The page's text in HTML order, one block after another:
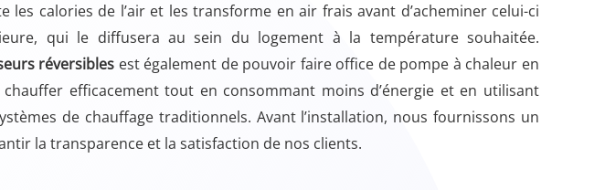
les calories de l’air et les transforme en air frais avant d’acheminer celui-ci
qui le diffusera au sein du logement à la température souhaitée.
réversibles est également de pouvoir faire office de pompe à chaleur en
efficacement tout en consommant moins d’énergie et en utilisant
de chauffage traditionnels. Avant l’installation, nous fournissons un
la transparence et la satisfaction de nos clients.